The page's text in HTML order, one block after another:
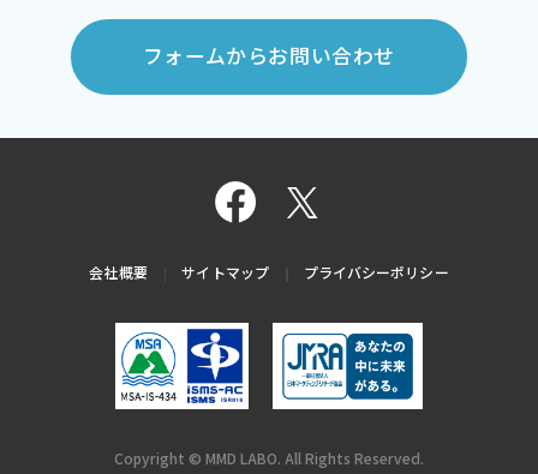
フォームからお問い合わせ
会社概要 サイトマップ プライバシーポリシー
Copyright © MMD LABO. All Rights Reserved.